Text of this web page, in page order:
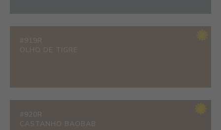
#919R
OLHO DE TIGRE
#920R
CASTANHO BAOBAB